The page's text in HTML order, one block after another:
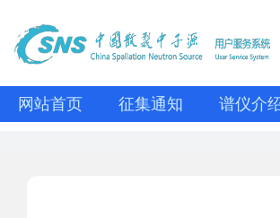
网站首页 征集通知 谱仪介